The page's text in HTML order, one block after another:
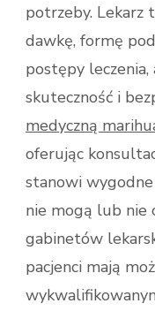
potrzeby. Lekarz
dawkę, formę
postępy
skuteczność i
medyczną
oferując
stanowi
nie mogą lub nie
gabinetów
pacjenci mają